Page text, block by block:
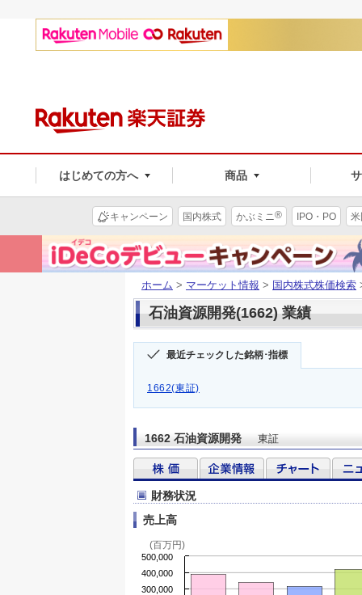
はじめての方へ 商品
キャンペーン 国内株式 かぶミニ® IPO・PO
ホーム > マーケット情報 > 国内株式株価検索
石油資源開発(1662) 業績
最近チェックした銘柄･指標
1662(東証)
1662 石油資源開発 東証